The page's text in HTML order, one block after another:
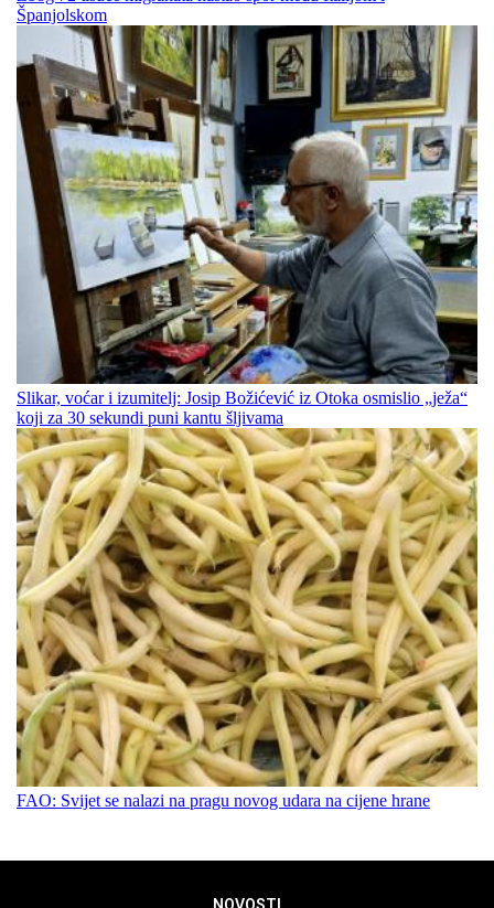
Španjolskom
Slikar, voćar i izumitelj: Josip Božićević iz Otoka osmislio „ježa“
koji za 30 sekundi puni kantu šljivama
FAO: Svijet se nalazi na pragu novog udara na cijene hrane